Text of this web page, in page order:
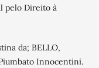
pelo Direito à
da; BELLO,
Innocentini.